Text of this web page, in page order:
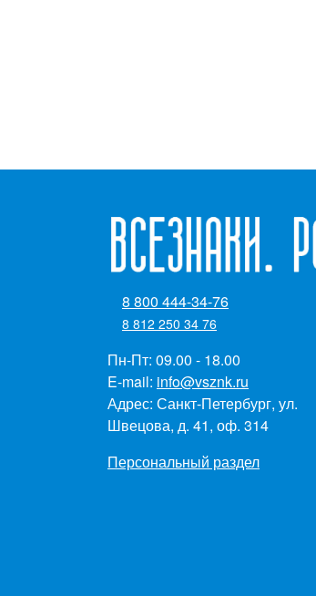
8 800 444-34-76
8 812 250 34 76
Пн-Пт: 09.00 - 18.00
E-mail: info@vsznk.ru
Адрес: Санкт-Петербург, ул.
Швецова, д. 41, оф. 314
Персональный раздел